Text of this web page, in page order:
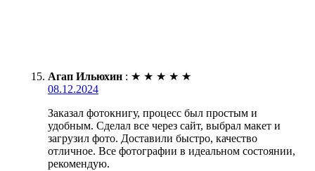
Агап Ильюхин : ★ ★ ★ ★ ★
08.12.2024
Заказал фотокнигу, процесс был простым и
удобным. Сделал все через сайт, выбрал макет и
загрузил фото. Доставили быстро, качество
отличное. Все фотографии в идеальном состоянии,
рекомендую.